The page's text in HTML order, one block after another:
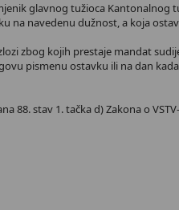
glavnog tužioca
na navedenu dužnost, a koja
zbog kojih prestaje mandat
pismenu ostavku ili na dan
88. stav 1. tačka d) Zakona o